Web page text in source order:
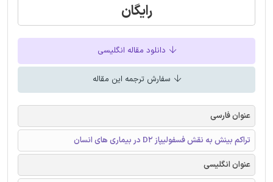
رایگان
دانلود مقاله انگلیسی
سفارش ترجمه این مقاله
عنوان فارسی
تراکم بینش به نقش فسفولیپاز D2 در بیماری های انسان
عنوان انگلیسی